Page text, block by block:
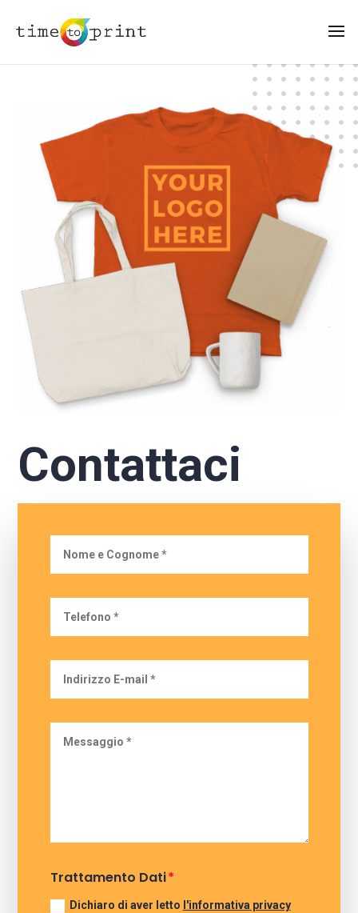
Contattaci
Trattamento Dati
Dichiaro di aver letto l'informativa privacy